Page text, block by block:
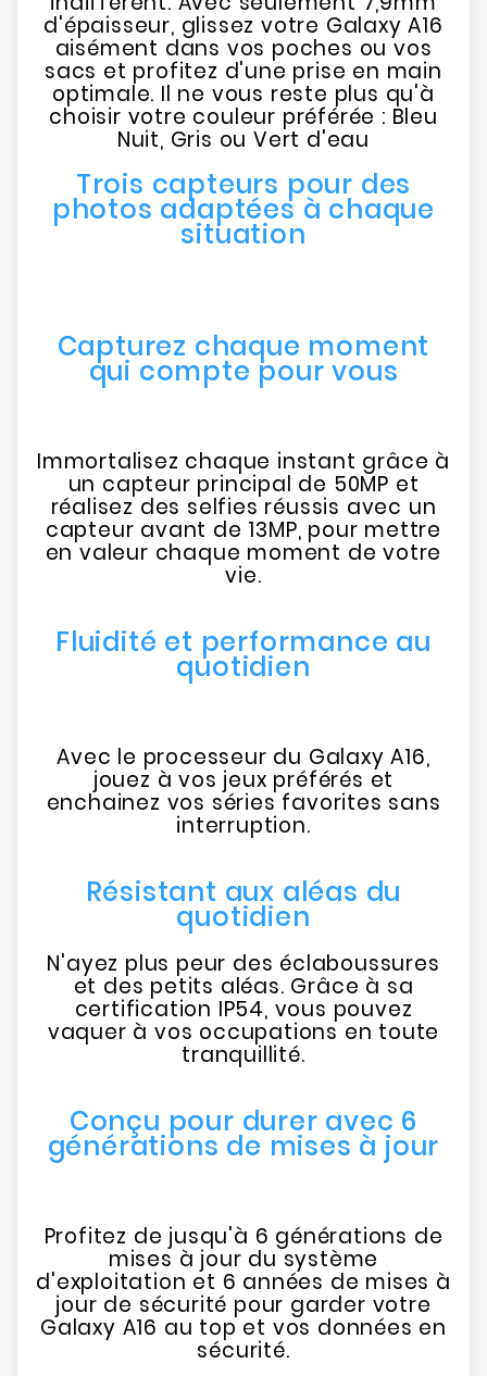
d'épaisseur, glissez votre Galaxy A16
aisément dans vos poches ou vos
sacs et profitez d'une prise en main
optimale. Il ne vous reste plus qu'à
choisir votre couleur préférée : Bleu
Nuit, Gris ou Vert d'eau
Trois capteurs pour des
photos adaptées à chaque
situation
Capturez chaque moment
qui compte pour vous
Immortalisez chaque instant grâce à
un capteur principal de 50MP et
réalisez des selfies réussis avec un
capteur avant de 13MP, pour mettre
en valeur chaque moment de votre
vie.
Fluidité et performance au
quotidien
Avec le processeur du Galaxy A16,
jouez à vos jeux préférés et
enchainez vos séries favorites sans
interruption.
Résistant aux aléas du
quotidien
N'ayez plus peur des éclaboussures
et des petits aléas. Grâce à sa
certification IP54, vous pouvez
vaquer à vos occupations en toute
tranquillité.
Conçu pour durer avec 6
générations de mises à jour
Profitez de jusqu'à 6 générations de
mises à jour du système
d'exploitation et 6 années de mises à
jour de sécurité pour garder votre
Galaxy A16 au top et vos données en
sécurité.